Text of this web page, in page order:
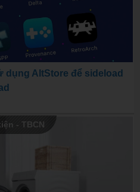
dụng AltStore để sideload
- TBCN